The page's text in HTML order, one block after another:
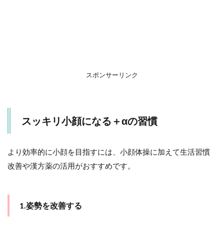
スポンサーリンク
スッキリ小顔になる＋αの習慣
より効率的に小顔を目指すには、小顔体操に加えて生活習慣
改善や漢方薬の活用がおすすめです。
1.姿勢を改善する